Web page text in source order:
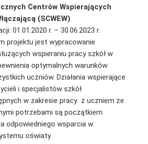
Centrów Wspierających
(SCWEW)
01.01.2020 r. – 30.06.2023 r.
projektu jest wypracowanie
wspieraniu pracy szkół w
optymalnych warunków
uczniów. Działania wspierające
i specjalistów szkół
w zakresie pracy z uczniem ze
potrzebami są początkiem
odpowiedniego wsparcia w
oświaty.